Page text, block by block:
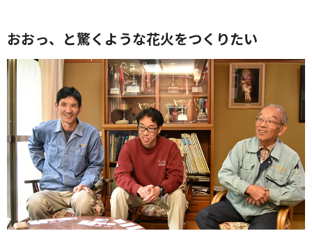
おおっ、と驚くような花火をつくりたい